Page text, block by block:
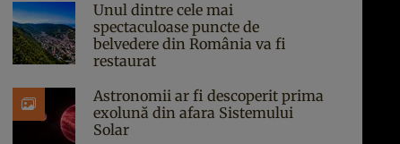
Unul dintre cele mai
spectaculoase puncte de
belvedere din România va fi
restaurat
Astronomii ar fi descoperit prima
exolună din afara Sistemului
Solar